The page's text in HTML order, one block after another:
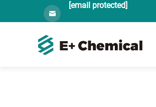
[email protected]